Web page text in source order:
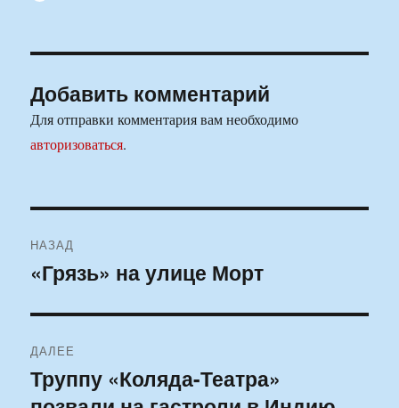
Добавить комментарий
Для отправки комментария вам необходимо
авторизоваться.
по
НАЗАД
Предыдущая
«Грязь» на улице Морт
ДАЛЕЕ
Следующая
запись:
Труппу «Коляда-Театра»